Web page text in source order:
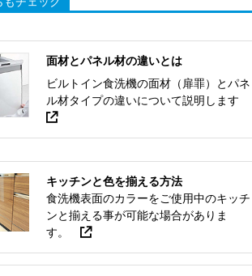
面材とパネル材の違いとは
ビルトイン食洗機の面材（扉罪）とパネ
ル材タイプの違いについて説明します
キッチンと色を揃える方法
食洗機表面のカラーをご使用中のキッチ
ンと揃える事が可能な場合がありま
す。